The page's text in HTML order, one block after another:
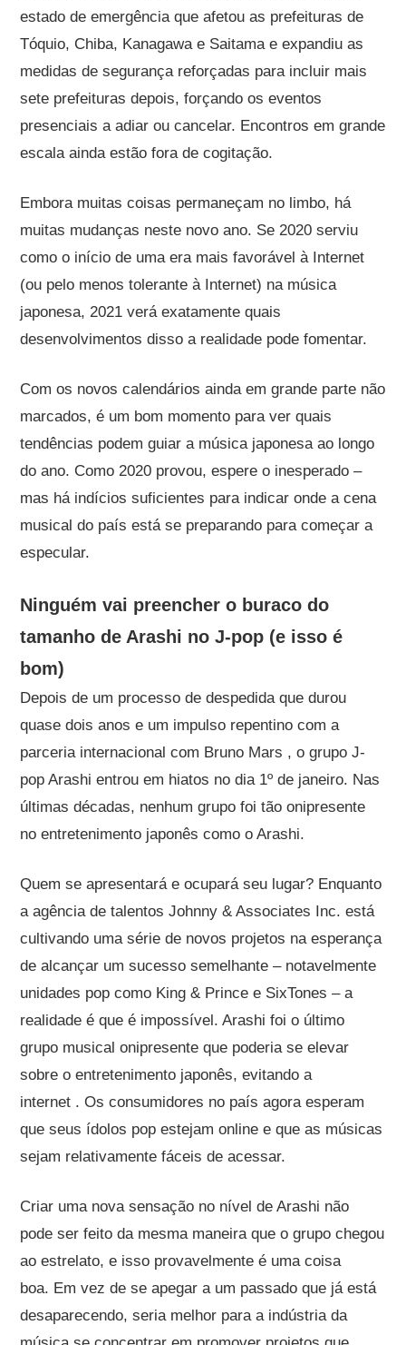
estado de emergência que afetou as prefeituras de
Tóquio, Chiba, Kanagawa e Saitama e expandiu as
medidas de segurança reforçadas para incluir mais
sete prefeituras depois, forçando os eventos
presenciais a adiar ou cancelar. Encontros em grande
escala ainda estão fora de cogitação.
Embora muitas coisas permaneçam no limbo, há
muitas mudanças neste novo ano. Se 2020 serviu
como o início de uma era mais favorável à Internet
(ou pelo menos tolerante à Internet) na música
japonesa, 2021 verá exatamente quais
desenvolvimentos disso a realidade pode fomentar.
Com os novos calendários ainda em grande parte não
marcados, é um bom momento para ver quais
tendências podem guiar a música japonesa ao longo
do ano. Como 2020 provou, espere o inesperado –
mas há indícios suficientes para indicar onde a cena
musical do país está se preparando para começar a
especular.
Ninguém vai preencher o buraco do
tamanho de Arashi no J-pop (e isso é
bom)
Depois de um processo de despedida que durou
quase dois anos e um impulso repentino com a
parceria internacional com Bruno Mars , o grupo J-
pop Arashi entrou em hiatos no dia 1º de janeiro. Nas
últimas décadas, nenhum grupo foi tão onipresente
no entretenimento japonês como o Arashi.
Quem se apresentará e ocupará seu lugar? Enquanto
a agência de talentos Johnny & Associates Inc. está
cultivando uma série de novos projetos na esperança
de alcançar um sucesso semelhante – notavelmente
unidades pop como King & Prince e SixTones – a
realidade é que é impossível. Arashi foi o último
grupo musical onipresente que poderia se elevar
sobre o entretenimento japonês, evitando a
internet . Os consumidores no país agora esperam
que seus ídolos pop estejam online e que as músicas
sejam relativamente fáceis de acessar.
Criar uma nova sensação no nível de Arashi não
pode ser feito da mesma maneira que o grupo chegou
ao estrelato, e isso provavelmente é uma coisa
boa. Em vez de se apegar a um passado que já está
desaparecendo, seria melhor para a indústria da